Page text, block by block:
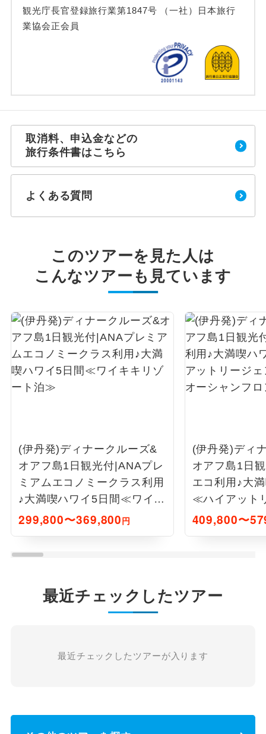
観光庁長官登録旅行業第1847号 （一社）日本旅行
業協会正会員
取消料、申込金などの
旅行条件書はこちら
よくある質問
このツアーを見た人は
こんなツアーも見ています
(伊丹発)ディナークルーズ&
オアフ島1日観光付|ANAプレ
ミアムエコノミークラス利用
♪大満喫ハワイ5日間≪ワイキ
キリゾート泊≫
299,800〜369,800円
(伊丹発)ディ
オアフ島1日
エコ利用♪大
≪ハイアット
ワイキキ/オ
409,800〜
最近チェックしたツアー
最近チェックしたツアーが入ります